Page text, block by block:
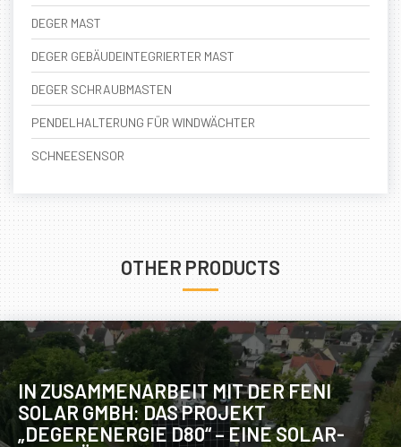
DEGER MAST
DEGER GEBÄUDEINTEGRIERTER MAST
DEGER SCHRAUBMASTEN
PENDELHALTERUNG FÜR WINDWÄCHTER
SCHNEESENSOR
OTHER PRODUCTS
IN ZUSAMMENARBEIT MIT DER FENI
SOLAR GMBH: DAS PROJEKT
„DEGERENERGIE D80“ – EINE SOLAR-